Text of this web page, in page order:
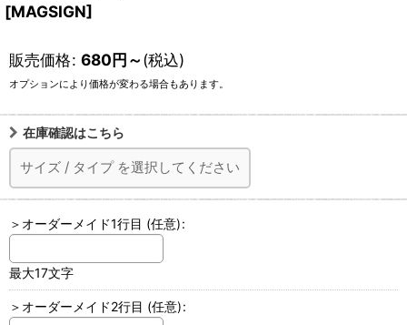
[MAGSIGN]
販売価格: 680円～(税込)
オプションにより価格が変わる場合もあります。
在庫確認はこちら
サイズ / タイプ を選択してください
＞オーダーメイド1行目 (任意):
最大17文字
＞オーダーメイド2行目 (任意):